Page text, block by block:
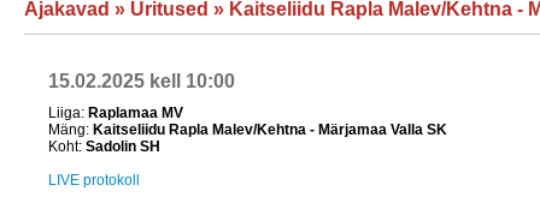
Ajakavad » Üritused » Kaitseliidu Rapla Malev/Kehtna -
15.02.2025 kell 10:00
Liiga: Raplamaa MV
Mäng: Kaitseliidu Rapla Malev/Kehtna - Märjamaa Valla SK
Koht: Sadolin SH
LIVE protokoll